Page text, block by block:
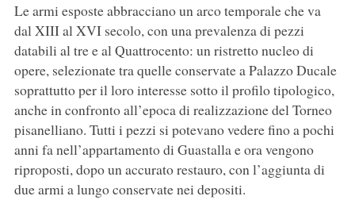
Le armi esposte abbracciano un arco temporale che va
dal XIII al XVI secolo, con una prevalenza di pezzi
databili al tre e al Quattrocento: un ristretto nucleo di
opere, selezionate tra quelle conservate a Palazzo Ducale
soprattutto per il loro interesse sotto il profilo tipologico,
anche in confronto all’epoca di realizzazione del Torneo
pisanelliano. Tutti i pezzi si potevano vedere fino a pochi
anni fa nell’appartamento di Guastalla e ora vengono
riproposti, dopo un accurato restauro, con l’aggiunta di
due armi a lungo conservate nei depositi.